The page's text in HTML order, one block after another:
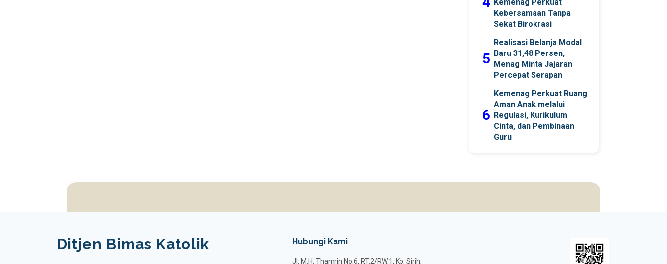
Kemenag Perkuat
Kebersamaan Tanpa
Sekat Birokrasi
5
Realisasi Belanja Modal
Baru 31,48 Persen,
Menag Minta Jajaran
Percepat Serapan
6
Kemenag Perkuat Ruang
Aman Anak melalui
Regulasi, Kurikulum
Cinta, dan Pembinaan
Guru
Ditjen Bimas Katolik Hubungi Kami
Jl. M.H. Thamrin No.6, RT.2/RW.1, Kb. Sirih,